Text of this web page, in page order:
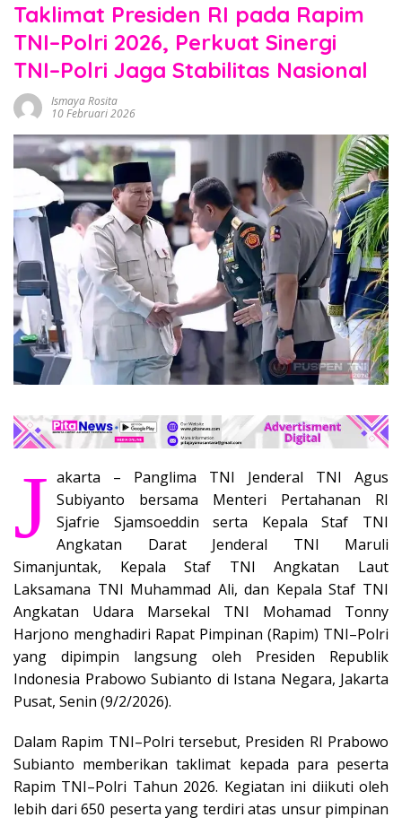
Taklimat Presiden RI pada Rapim
TNI–Polri 2026, Perkuat Sinergi
TNI–Polri Jaga Stabilitas Nasional
Ismaya Rosita
10 Februari 2026
J akarta – Panglima TNI Jenderal TNI Agus
Subiyanto bersama Menteri Pertahanan RI
Sjafrie Sjamsoeddin serta Kepala Staf TNI
Angkatan Darat Jenderal TNI Maruli
Simanjuntak, Kepala Staf TNI Angkatan Laut
Laksamana TNI Muhammad Ali, dan Kepala Staf TNI
Angkatan Udara Marsekal TNI Mohamad Tonny
Harjono menghadiri Rapat Pimpinan (Rapim) TNI–Polri
yang dipimpin langsung oleh Presiden Republik
Indonesia Prabowo Subianto di Istana Negara, Jakarta
Pusat, Senin (9/2/2026).
Dalam Rapim TNI–Polri tersebut, Presiden RI Prabowo
Subianto memberikan taklimat kepada para peserta
Rapim TNI–Polri Tahun 2026. Kegiatan ini diikuti oleh
lebih dari 650 peserta yang terdiri atas unsur pimpinan